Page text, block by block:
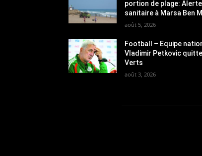
portion de plage: Alerte
sanitaire à Marsa Ben
août 5, 2026
Football – Equipe
Vladimir Petkovic
Verts
août 3, 2026